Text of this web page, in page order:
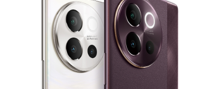
México | Seleccione país/región